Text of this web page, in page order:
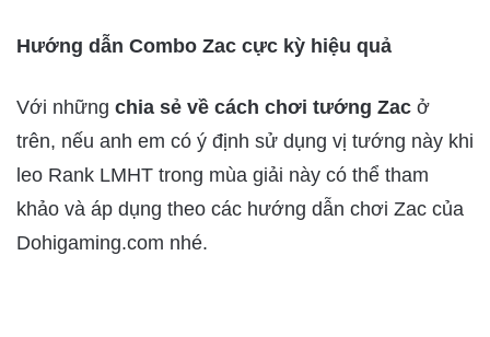
Hướng dẫn Combo Zac cực kỳ hiệu quả
Với những chia sẻ về cách chơi tướng Zac ở
trên, nếu anh em có ý định sử dụng vị tướng này khi
leo Rank LMHT trong mùa giải này có thể tham
khảo và áp dụng theo các hướng dẫn chơi Zac của
Dohigaming.com nhé.